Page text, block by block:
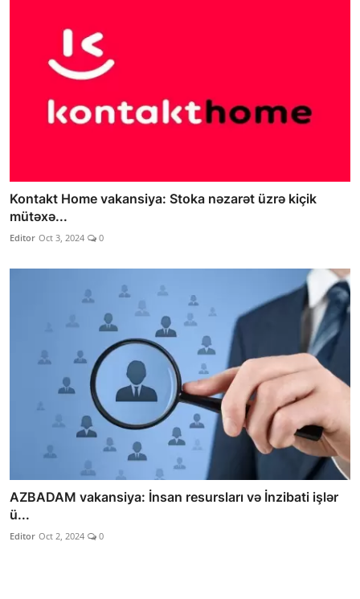
Kontakt Home vakansiya: Stoka nəzarət üzrə kiçik
mütəxə...
Editor Oct 3, 2024 0
AZBADAM vakansiya: İnsan resursları və İnzibati işlər
ü...
Editor Oct 2, 2024 0